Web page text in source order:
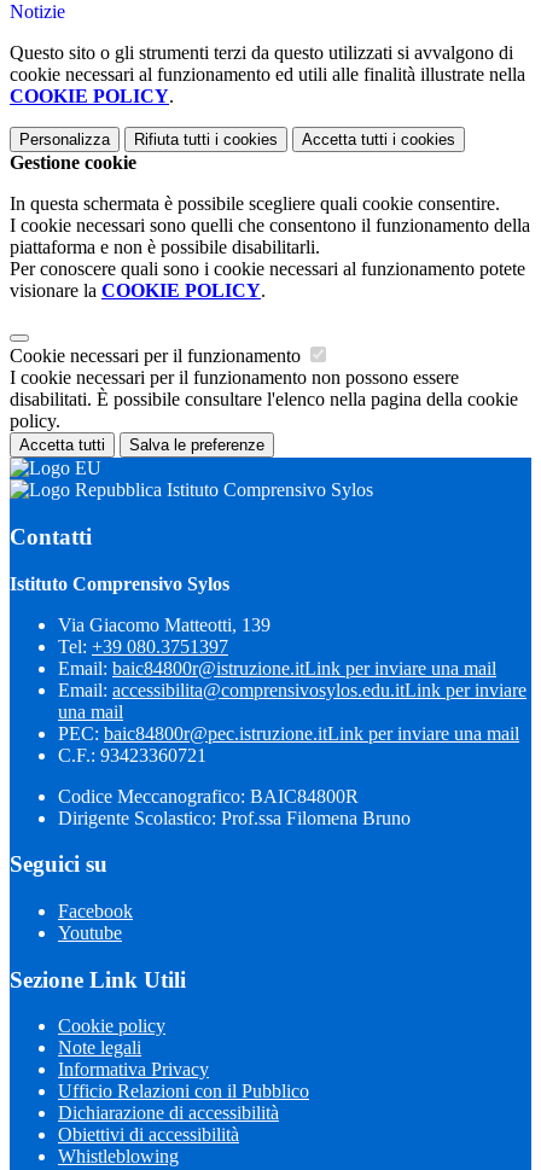
Notizie
Questo sito o gli strumenti terzi da questo utilizzati si avvalgono di
cookie necessari al funzionamento ed utili alle finalità illustrate nella
COOKIE POLICY.
Personalizza Rifiuta tutti i cookies Accetta tutti i cookies
Gestione cookie
In questa schermata è possibile scegliere quali cookie consentire.
I cookie necessari sono quelli che consentono il funzionamento della
piattaforma e non è possibile disabilitarli.
Per conoscere quali sono i cookie necessari al funzionamento potete
visionare la COOKIE POLICY.
Cookie necessari per il funzionamento
I cookie necessari per il funzionamento non possono essere
disabilitati. È possibile consultare l'elenco nella pagina della cookie
policy.
Accetta tutti Salva le preferenze
Istituto Comprensivo Sylos
Contatti
Istituto Comprensivo Sylos
Via Giacomo Matteotti, 139
Tel: +39 080.3751397
Email: baic84800r@istruzione.itLink per inviare una mail
Email: accessibilita@comprensivosylos.edu.itLink per inviare
una mail
PEC: baic84800r@pec.istruzione.itLink per inviare una mail
C.F.: 93423360721
Codice Meccanografico: BAIC84800R
Dirigente Scolastico: Prof.ssa Filomena Bruno
Seguici su
Facebook
Youtube
Sezione Link Utili
Cookie policy
Note legali
Informativa Privacy
Ufficio Relazioni con il Pubblico
Dichiarazione di accessibilità
Obiettivi di accessibilità
Whistleblowing